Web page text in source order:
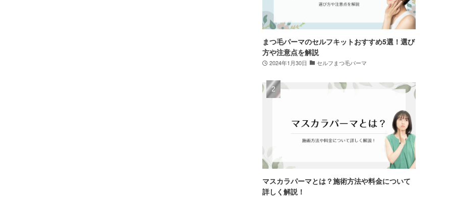
まつ毛パーマのセルフキットおすすめ5選！選び
方や注意点を解説
2024年1月30日 セルフまつ毛パーマ
マスカラパーマとは？施術方法や料金について
詳しく解説！